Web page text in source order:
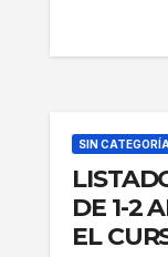
SIN CATEGORÍA
DE 1-2
EL